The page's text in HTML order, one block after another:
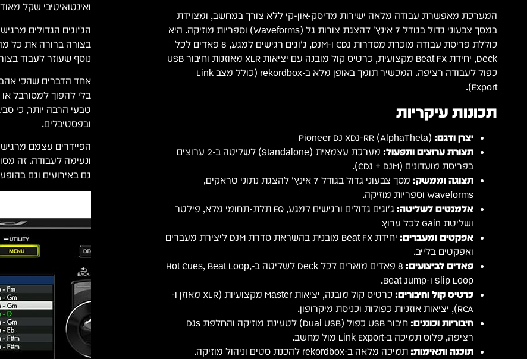
המערכת מאפשרת עבודה מלאה ישירות מדיסק-און-קי ללא צורך במחשב, ומצוידת
במסך צבעוני גדול בגודל 7 אינץ' להצגת צורות גל (Waveforms) וספריות מוזיקה. היא
כוללת פריסת עבודה מוכרת מסדרות CDJ ו-DJM, ג'וגים רגישים למגע, 8 פאדים לכל
Deck, יחידת Beat FX מקצועית, כרטיס קול מובנה עם יציאות XLR מאוזנות וחיבור USB
כפול לעבודה רציפה. המכשיר תומך באופן מלא ב-rekordbox (כולל מצב Link
Export).
תכונות עיקריות
יצרן ודגם:
תצורת ערוצים ותפעול:
מערכת עצמאית (Standalone) לשליטה ב-2 ערוצים
בפריסת מועדונים (CDJ + DJM).
תצוגה וממשק:
מסך צבעוני גדול בגודל 7 אינץ' להצגת נתוני טראקים,
Waveforms וספריות מוזיקה.
אלמנטים לשליטה:
ג'וגים גדולים ורגישים למגע, EQ תלת-תחומי מלא, פילטר
ושליטת Gain לכל ערוץ.
אפקטים ומעברים:
יחידת Beat FX מובנית בהשראת סדרת DJM ליצירת מעברים
ואפקטים בלייב.
פאדים לביצועים:
8 פאדים מוארים לכל Deck לשליטה ב-Hot Cues, Beat Loop,
Slip Loop ו-Beat Jump.
כרטיס קול וחיבורים:
כרטיס קול מובנה, יציאות Master מקצועיות (XLR מאוזן ו-
RCA), יציאות אוזניות כפולות וכניסת מיקרופון.
חיבוריות וכוננים:
חיבור USB כפול (Dual USB) לטעינת מוזיקה והחלפת DJs
רציפה, פלוס תמיכה ב-Link Export מול מחשב.
תוכנה ותאימות: תמיכה מלאה ב-rekordbox להכנת סטים וניהול מוזיקה.
ואינטואיטיבי שקל
נוסף שעוזר לעבוד
בלי להפוך למסורבל
טבעי הרבה יותר, כי
ובפסטיבלים.
הפיידרים עצמם
ונעימה לעבודה. זה
גם באירועים וגם